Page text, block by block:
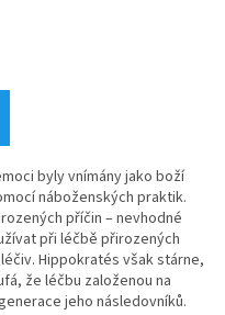
byly vnímány jako boží
náboženských praktik.
příčin – nevhodné
při léčbě přirozených
Hippokratés však stárne,
že léčbu založenou na
jeho následovníků.